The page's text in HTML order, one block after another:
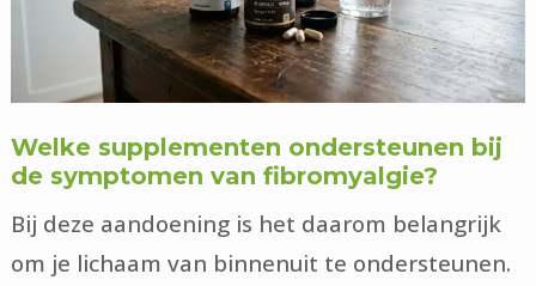
Welke supplementen ondersteunen bij
de symptomen van fibromyalgie?
Bij deze aandoening is het daarom belangrijk
om je lichaam van binnenuit te ondersteunen.